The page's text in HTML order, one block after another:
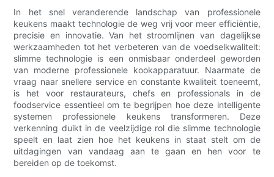
In het snel veranderende landschap van professionele
keukens maakt technologie de weg vrij voor meer efficiëntie,
precisie en innovatie. Van het stroomlijnen van dagelijkse
werkzaamheden tot het verbeteren van de voedselkwaliteit:
slimme technologie is een onmisbaar onderdeel geworden
van moderne professionele kookapparatuur. Naarmate de
vraag naar snellere service en constante kwaliteit toeneemt,
is het voor restaurateurs, chefs en professionals in de
foodservice essentieel om te begrijpen hoe deze intelligente
systemen professionele keukens transformeren. Deze
verkenning duikt in de veelzijdige rol die slimme technologie
speelt en laat zien hoe het keukens in staat stelt om de
uitdagingen van vandaag aan te gaan en hen voor te
bereiden op de toekomst.